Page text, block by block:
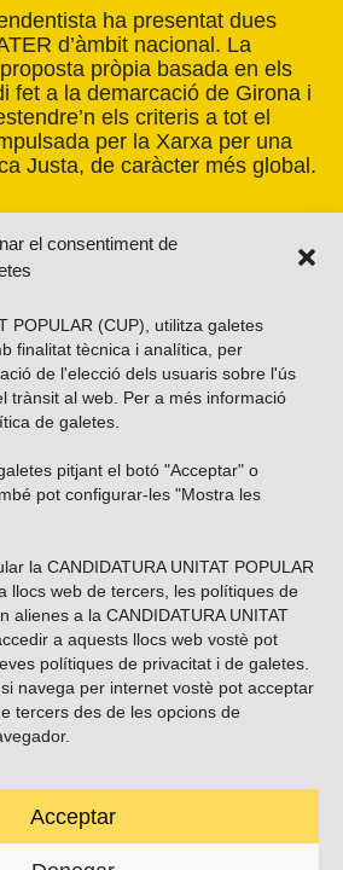
el consentiment de
POPULAR (CUP), utilitza galetes
finalitat tècnica i analítica, per
de l'elecció dels usuaris sobre l'ús
trànsit al web. Per a més informació
de galetes
pitjant el botó "Acceptar" o
pot configurar-les "Mostra les
la CANDIDATURA UNITAT POPULAR
llocs web de tercers, les polítiques de
alienes a la CANDIDATURA UNITAT
a aquests llocs web vostè pot
polítiques de privacitat i de galetes.
navega per internet vostè pot acceptar
tercers des de les opcions de
Acceptar
ha presentat dues
d’àmbit nacional. La
pròpia basada en els
fet a la demarcació de Girona i
els criteris a tot el
per la Xarxa per una
Justa, de caràcter més global.
al nostre butlletí?
ENVIAR
a les xarxes socials
Casp 180 (baixos), Barcelona.